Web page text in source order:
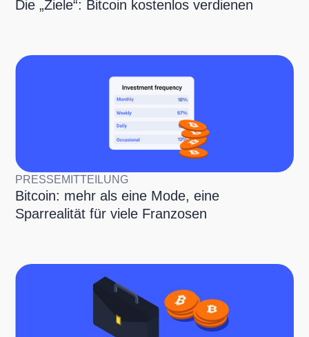
Die „Ziele“: Bitcoin kostenlos verdienen
PRESSEMITTEILUNG
Bitcoin: mehr als eine Mode, eine
Sparrealität für viele Franzosen